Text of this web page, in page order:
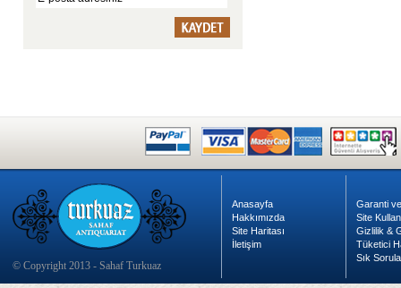
© Copyright 2013 - Sahaf Turkuaz
Anasayfa
Hakkımızda
Site Haritası
İletişim
Garanti
Site
Gizlilik &
Tüketici
Sık